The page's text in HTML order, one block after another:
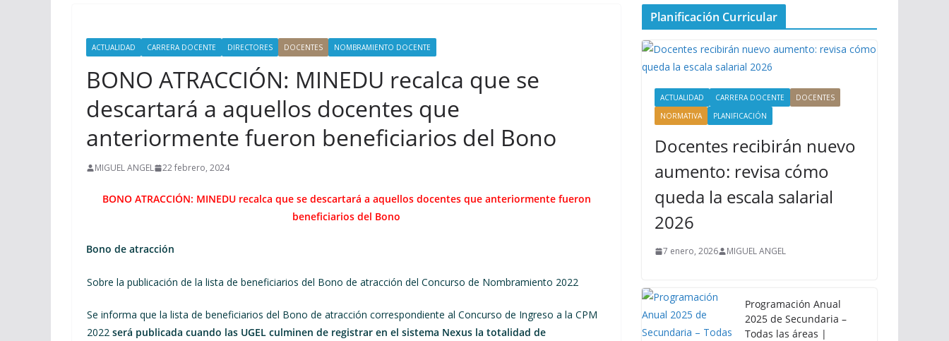
ACTUALIDAD CARRERA DOCENTE DIRECTORES DOCENTES NOMBRAMIENTO DOCENTE
BONO ATRACCIÓN: MINEDU recalca que se
descartará a aquellos docentes que
anteriormente fueron beneficiarios del Bono
MIGUEL ANGEL 22 febrero, 2024
BONO ATRACCIÓN: MINEDU recalca que se descartará a aquellos docentes que anteriormente fueron
beneficiarios del Bono
Bono de atracción
Sobre la publicación de la lista de beneficiarios del Bono de atracción del Concurso de Nombramiento 2022
Se informa que la lista de beneficiarios del Bono de atracción correspondiente al Concurso de Ingreso a la CPM
2022 será publicada cuando las UGEL culminen de registrar en el sistema Nexus la totalidad de
Planificación Curricular
ACTUALIDAD CARRERA DOCENTE
DOCENTES
NORMATIVA
PLANIFICACIÓN
Docentes recibirán nuevo
aumento: revisa cómo
queda la escala salarial
2026
7 enero, 2026 MIGUEL ANGEL
Programación Anual
2025 de Secundaria –
Todas las áreas |